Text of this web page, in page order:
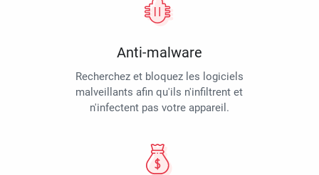
Anti-malware
Recherchez et bloquez les logiciels
malveillants afin qu'ils n'infiltrent et
n'infectent pas votre appareil.